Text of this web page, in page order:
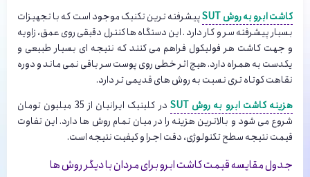
کاشت ابرو به روش SUT
پیشرفته ترین تکنیک موجود است که با تجهیزات
بسیار پیشرفته سر و کار دارد . این دستگاه ها کنترل دقیقی روی عمق، زاویه
و جهت کاشت هر فولیکول فراهم می کنند که نتیجه ای بسیار طبیعی و
یکدست به همراه دارد. هیچ اثر خطی روی پوست سر باقی نمی ماند و دوره
نقاهت کوتاه تری نسبت به روش های قدیمی تر دارد.
هزینه کاشت ابرو به روش SUT
در کلینیک ایرانیان از 35 میلیون تومان
شروع می شود و بالاترین هزینه را در میان تمام روش ها دارد. این تفاوت
قیمت نتیجه سطح تکنولوژی، دقت اجرا و کیفیت نتیجه است.
جدول مقایسه قیمت کاشت ابرو برای مردان با دیگر روش ها